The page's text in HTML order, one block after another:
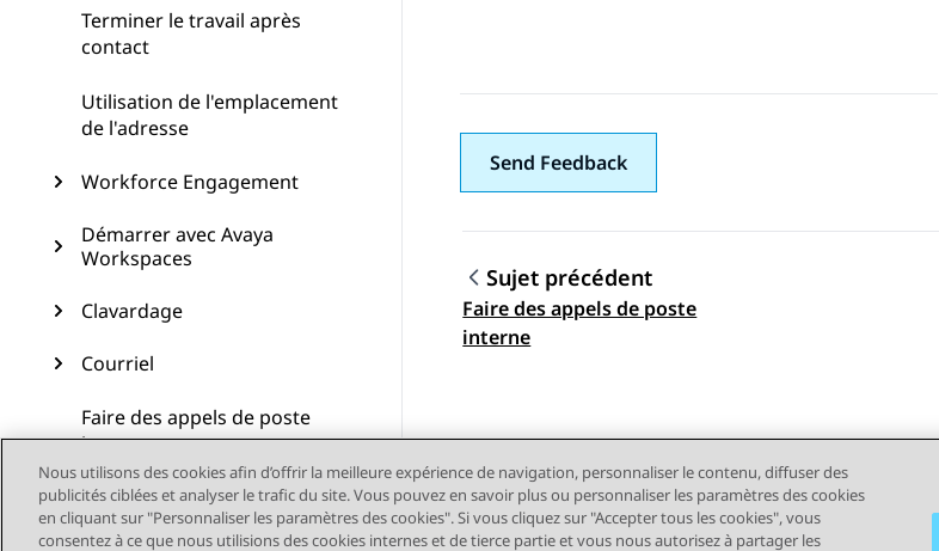
Terminer le travail après
contact
Utilisation de l'emplacement
de l'adresse
Workforce Engagement
Démarrer avec Avaya
Workspaces
Clavardage
Courriel
Faire des appels de poste
interne
Utilisation du widget de
parcours client
Send Feedback
Navigation par sujet
Sujet précédent
Faire des appels de poste
interne
Nous utilisons des cookies afin d’offrir la meilleure expérience de navigation, personnaliser le contenu, diffuser des
publicités ciblées et analyser le trafic du site. Vous pouvez en savoir plus ou personnaliser les paramètres des cookies
en cliquant sur "Personnaliser les paramètres des cookies". Si vous cliquez sur "Accepter tous les cookies", vous
consentez à ce que nous utilisions des cookies internes et de tierce partie et vous nous autorisez à partager les